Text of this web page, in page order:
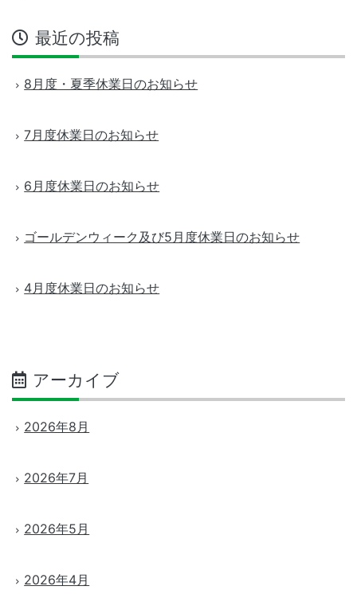
最近の投稿
8月度・夏季休業日のお知らせ
7月度休業日のお知らせ
6月度休業日のお知らせ
ゴールデンウィーク及び5月度休業日のお知らせ
4月度休業日のお知らせ
アーカイブ
2026年8月
2026年7月
2026年5月
2026年4月